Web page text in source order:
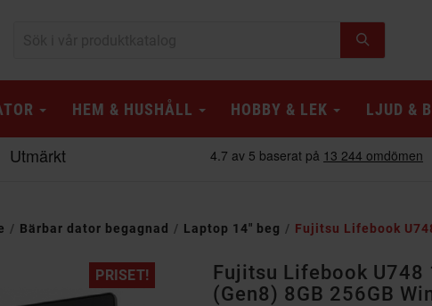
HEM & HUSHÅLL HOBBY & LEK LJUD &
Bärbar dator begagnad Laptop 14" beg Fujitsu Lifebook
PRISET!
Fujitsu Lifebook U748
(Gen8) 8GB 256GB